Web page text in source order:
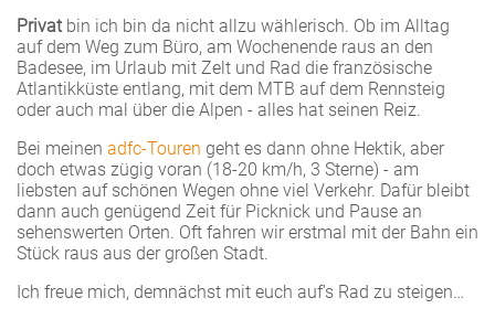
Privatbin ich bin da nicht allzu wählerisch. Ob im Alltag
auf dem Weg zum Büro, am Wochenende raus an den
Badesee, im Urlaub mit Zelt und Rad die französische
Atlantikküste entlang, mit dem MTB auf dem Rennsteig
oder auch mal über die Alpen - alles hat seinen Reiz.
Bei meinen adfc-Touren geht es dann ohne Hektik, aber
doch etwas zügig voran (18-20 km/h, 3 Sterne) - am
liebsten auf schönen Wegen ohne viel Verkehr. Dafür bleibt
dann auch genügend Zeit für Picknick und Pause an
sehenswerten Orten. Oft fahren wir erstmal mit der Bahn ein
Stück raus aus der großen Stadt.
Ich freue mich, demnächst mit euch auf's Rad zu steigen…